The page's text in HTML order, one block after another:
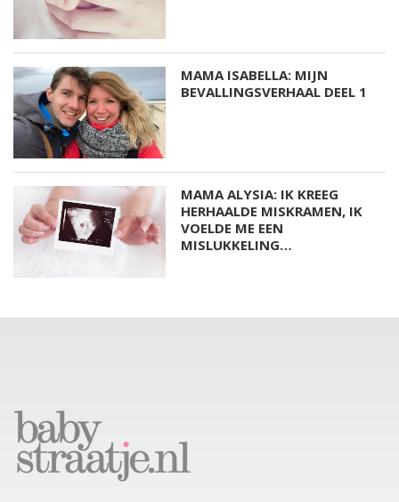
MAMA ISABELLA: MIJN
BEVALLINGSVERHAAL DEEL 1
MAMA ALYSIA: IK KREEG
HERHAALDE MISKRAMEN, IK
VOELDE ME EEN
MISLUKKELING…